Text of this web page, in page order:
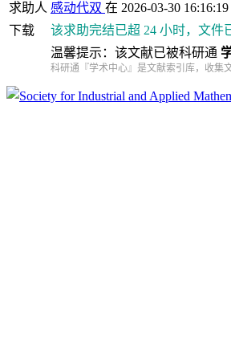
求助人 感动代双 在 2026-03-30
下载
该求助完结已超 24 小时，文件
温馨提示：该文献已被科研通
科研通『学术中心』是文献索引库，收集